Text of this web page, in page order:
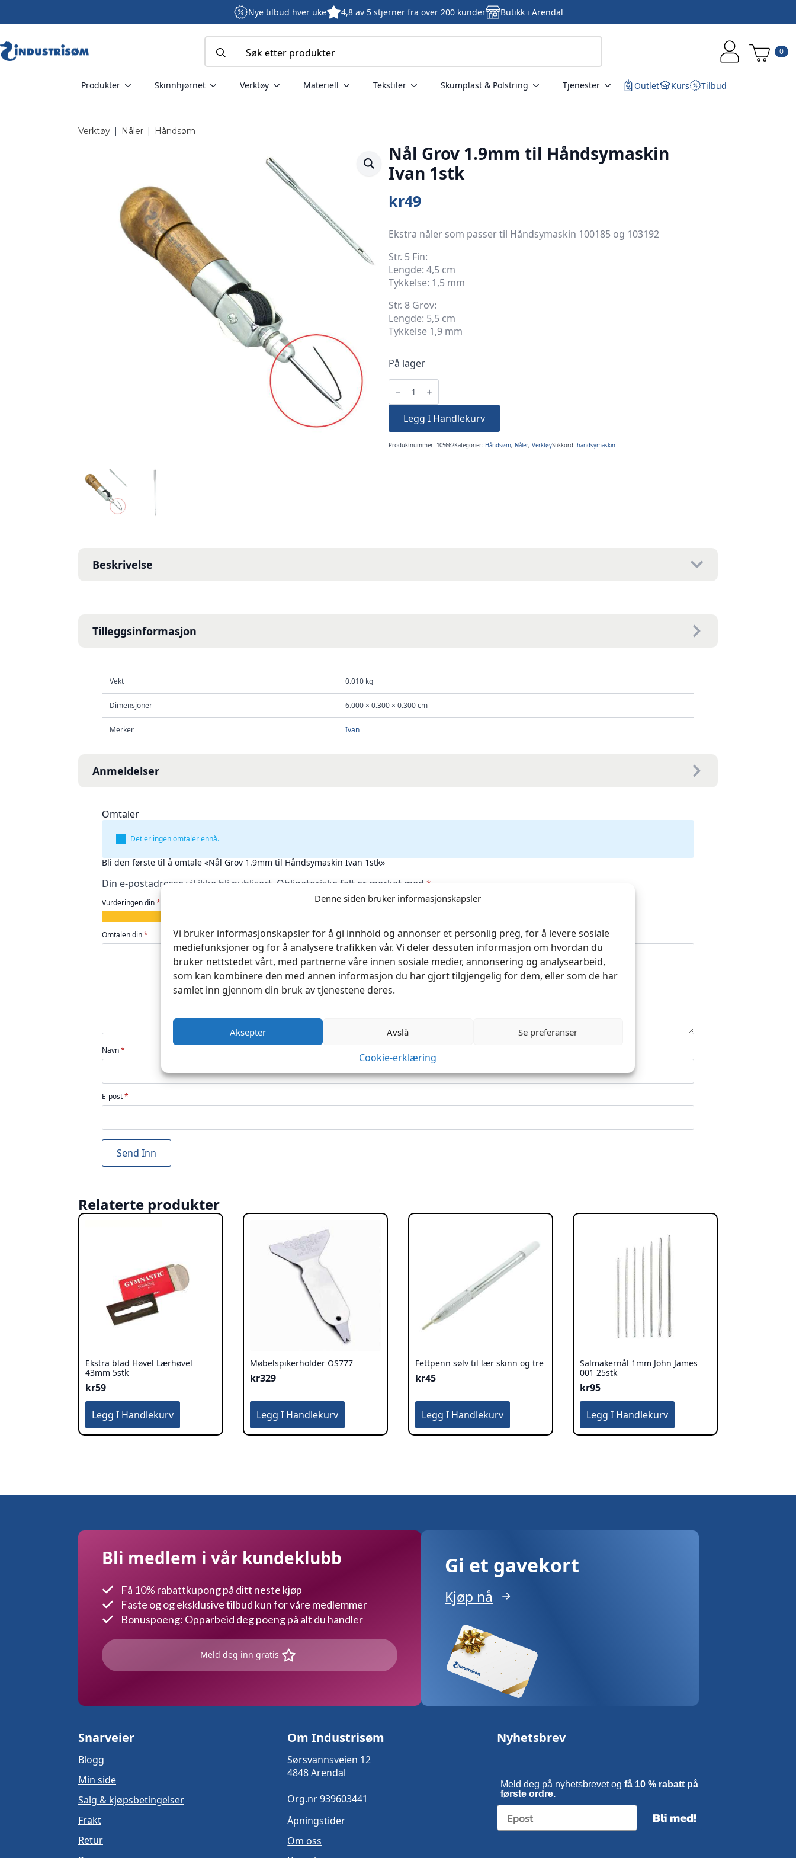
Denne siden bruker informasjonskapsler
Vi bruker informasjonskapsler for å gi innhold og annonser et personlig preg, for å levere sosiale
mediefunksjoner og for å analysere trafikken vår. Vi deler dessuten informasjon om hvordan du
bruker nettstedet vårt, med partnerne våre innen sosiale medier, annonsering og analysearbeid,
som kan kombinere den med annen informasjon du har gjort tilgjengelig for dem, eller som de har
samlet inn gjennom din bruk av tjenestene deres.
Aksepter Avslå Se preferanser
Cookie-erklæring
Nye tilbud hver uke 4,8 av 5 stjerner fra over 200 kunder Butikk i Arendal
for:
0
Produkter Skinnhjørnet Verktøy Materiell Tekstiler Skumplast & Polstring Tjenester Outlet Kurs Tilbud
Verktøy | Nåler | Håndsøm
Nål Grov 1.9mm til Håndsymaskin
Ivan 1stk
kr49
Ekstra nåler som passer til Håndsymaskin 100185 og 103192
Str. 5 Fin:
Lengde: 4,5 cm
Tykkelse: 1,5 mm
Str. 8 Grov:
Lengde: 5,5 cm
Tykkelse 1,9 mm
På lager
Nål
1.9mm
til
antall
Legg I Handlekurv
Produktnummer: 105662Kategorier: Håndsøm, Nåler, VerktøyStikkord: handsymaskin
Beskrivelse
Tilleggsinformasjon
Vekt 0.010 kg
Dimensjoner 6.000 × 0.300 × 0.300 cm
Merker Ivan
Anmeldelser
Omtaler
Det er ingen omtaler ennå.
Bli den første til å omtale «Nål Grov 1.9mm til Håndsymaskin Ivan 1stk»
Din e-postadresse vil ikke bli publisert. Obligatoriske felt er merket med *
Vurderingen din*
av
5
av
5
av
5
av
5
stjerner
5
stjerner
Omtalen din*
Navn*
E-post*
Relaterte produkter
Ekstra blad Høvel Lærhøvel
43mm 5stk
kr59
Legg I Handlekurv
Møbelspikerholder OS777
kr329
Legg I Handlekurv
Fettpenn sølv til lær skinn og tre
kr45
Legg I Handlekurv
Salmakernål 1mm John James
001 25stk
kr95
Legg I Handlekurv
Bli medlem i vår kundeklubb
Få 10% rabattkupong på ditt neste kjøp
Faste og og eksklusive tilbud kun for våre medlemmer
Bonuspoeng: Opparbeid deg poeng på alt du handler
Meld deg inn gratis
Gi et gavekort
Kjøp nå
Snarveier
Blogg
Min side
Salg & kjøpsbetingelser
Frakt
Retur
Om Industrisøm
Sørsvannsveien 12
4848 Arendal
Org.nr 939603441
Åpningstider
Om oss
Nyhetsbrev
Meld deg på nyhetsbrevet og få 10 % rabatt på
første ordre.
Bli med!